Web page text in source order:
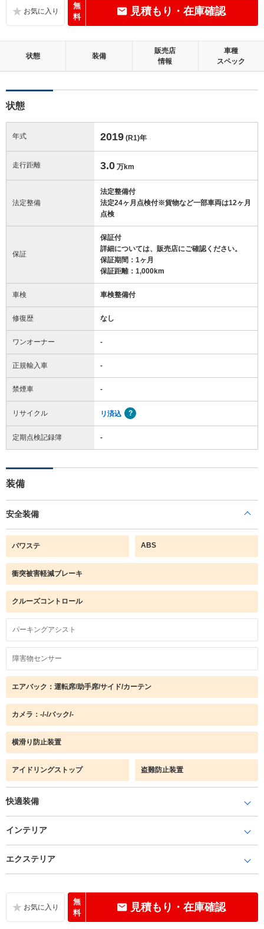
無
料
見積もり・在庫確認
状態 装備
販売店
情報
車種
スペック
状態
年式 2019 (R1)年
走行距離 3.0 万km
法定整備
法定整備付
法定24ヶ月点検付※貨物など一部車両は12ヶ月
点検
保証
保証付
詳細については、販売店にご確認ください。
保証期間：1ヶ月
保証距離：1,000km
車検 車検整備付
修復歴 なし
ワンオーナー -
正規輸入車 -
禁煙車 -
リサイクル リ済込
定期点検記録簿 -
装備
安全装備
パワステ ABS
衝突被害軽減ブレーキ
クルーズコントロール
パーキングアシスト
障害物センサー
エアバック：運転席/助手席/サイド/カーテン
カメラ：-/-/バック/-
横滑り防止装置
アイドリングストップ 盗難防止装置
快適装備
インテリア
エクステリア
無
料
見積もり・在庫確認